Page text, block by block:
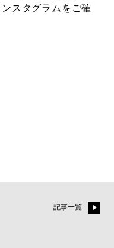
スタグラムをご確
記事一覧